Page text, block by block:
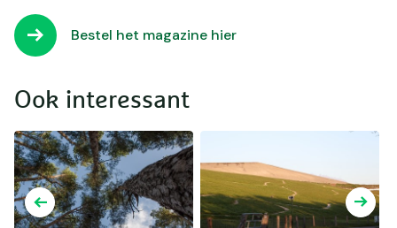
Bestel het magazine hier
Ook interessant